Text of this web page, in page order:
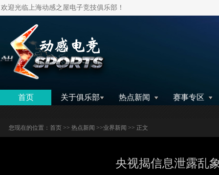
欢迎光临上海动感之屋电子竞技俱乐部！
首页 关于俱乐部 热点新闻 赛事专区
您现在的位置： 首页 >> 热点新闻 >>业界新闻 >> 正文
央视揭信息泄露乱